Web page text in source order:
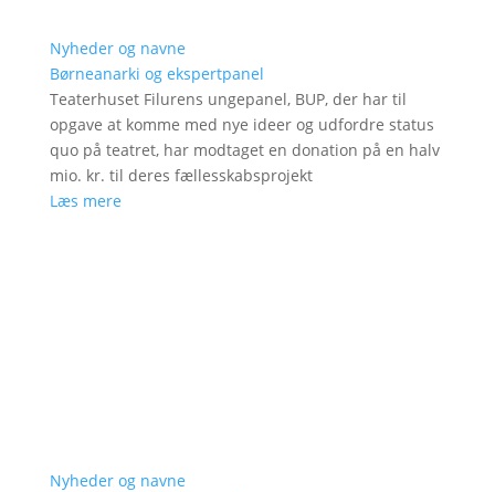
Nyheder og navne
Børneanarki og ekspertpanel
Teaterhuset Filurens ungepanel, BUP, der har til
opgave at komme med nye ideer og udfordre status
quo på teatret, har modtaget en donation på en halv
mio. kr. til deres fællesskabsprojekt
Læs mere
Nyheder og navne